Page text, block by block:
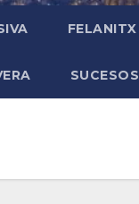
FELANITX
SUCESOS